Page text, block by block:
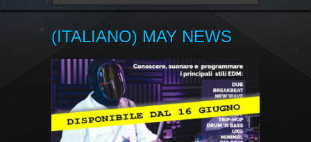
(ITALIANO) MAY NEWS